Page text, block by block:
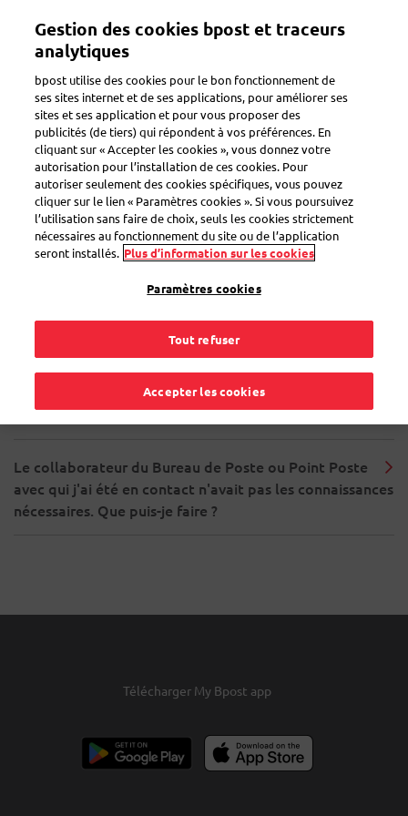
contenu
Toggle navigation
Search
Collaborateur
« Collaborateur »
L'employé du Bureau de Poste ou Point Poste avec
qui j'ai été en contact n'était pas agréable. Que puis-je
faire ?
Le collaborateur du Bureau de Poste ou Point Poste
avec qui j'ai été en contact n'avait pas les connaissances
nécessaires. Que puis-je faire ?
Télécharger My Bpost app
Gestion des cookies bpost et traceurs
analytiques
bpost utilise des cookies pour le bon fonctionnement de
ses sites internet et de ses applications, pour améliorer ses
sites et ses application et pour vous proposer des
publicités (de tiers) qui répondent à vos préférences. En
cliquant sur « Accepter les cookies », vous donnez votre
autorisation pour l’installation de ces cookies. Pour
autoriser seulement des cookies spécifiques, vous pouvez
cliquer sur le lien « Paramètres cookies ». Si vous poursuivez
l’utilisation sans faire de choix, seuls les cookies strictement
nécessaires au fonctionnement du site ou de l’application
seront installés. Plus d’information sur les cookies
Paramètres cookies
Tout refuser
Accepter les cookies